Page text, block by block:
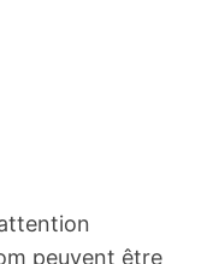
peuvent être